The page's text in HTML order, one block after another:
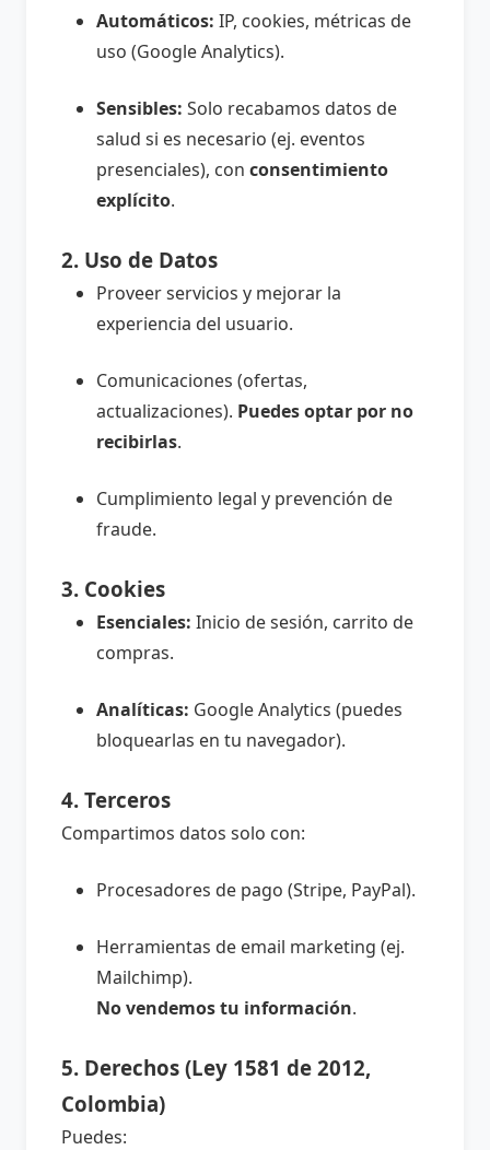
Automáticos: IP, cookies, métricas de
uso (Google Analytics).
Sensibles: Solo recabamos datos de
salud si es necesario (ej. eventos
presenciales), con consentimiento
explícito.
2. Uso de Datos
Proveer servicios y mejorar la
experiencia del usuario.
Comunicaciones (ofertas,
actualizaciones). Puedes optar por no
recibirlas.
Cumplimiento legal y prevención de
fraude.
3. Cookies
Esenciales: Inicio de sesión, carrito de
compras.
Analíticas: Google Analytics (puedes
bloquearlas en tu navegador).
4. Terceros
Compartimos datos solo con:
Procesadores de pago (Stripe, PayPal).
Herramientas de email marketing (ej.
Mailchimp).
No vendemos tu información.
5. Derechos (Ley 1581 de 2012,
Colombia)
Puedes: